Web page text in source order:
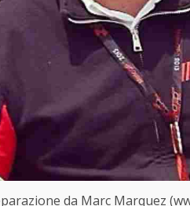
da Marc Marquez